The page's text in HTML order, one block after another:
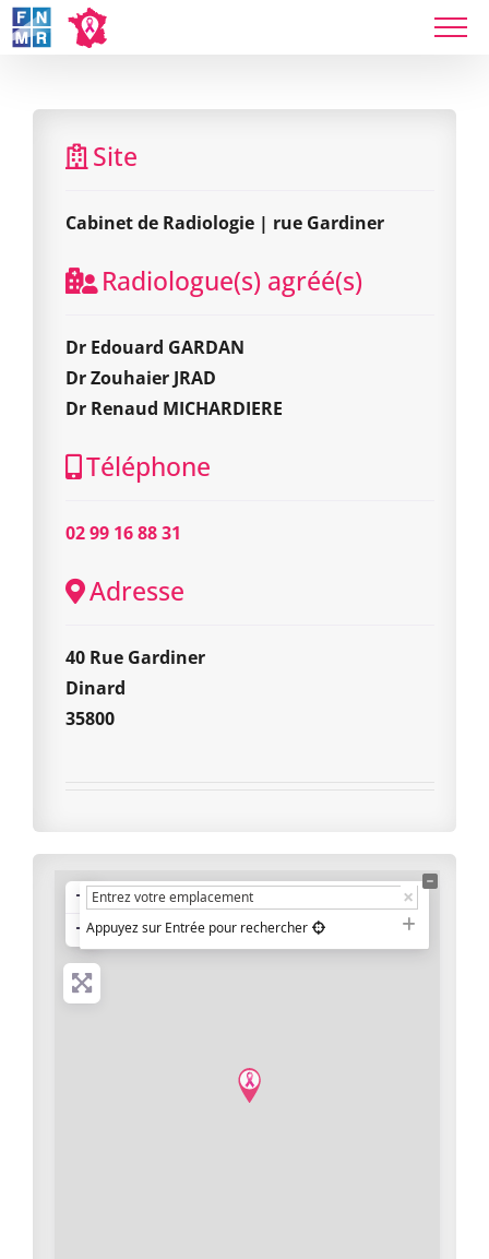
Skip
to
Site
Cabinet de Radiologie | rue Gardiner
Radiologue(s) agréé(s)
Dr Edouard GARDAN
Dr Zouhaier JRAD
Dr Renaud MICHARDIERE
Téléphone
02 99 16 88 31
Adresse
40 Rue Gardiner
Dinard
35800
+
−Appuyez sur Entrée pour rechercher